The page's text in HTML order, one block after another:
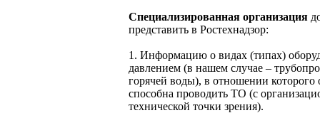
Специализированная организация
представить в Ростехнадзор:
1. Информацию о видах (типах)
давлением (в нашем случае –
горячей воды), в отношении которого
способна проводить ТО (с
технической точки зрения).